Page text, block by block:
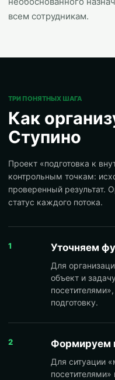
всем сотрудникам.
ТРИ ПОНЯТНЫХ ШАГА
Как
Ступино
Проект «подготовка к
контрольным точкам:
проверенный результат.
статус каждого потока.
1 Уточняем
Для
объект и
подготовку.
2 Формируем
Для ситуации